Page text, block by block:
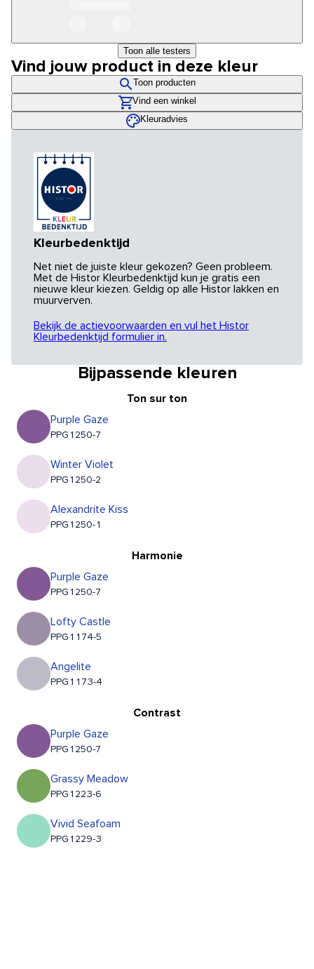
Toon alle testers
Vind jouw product in deze kleur
Toon producten
Vind een winkel
Kleuradvies
Kleurbedenktijd
Net niet de juiste kleur gekozen? Geen probleem.
Met de Histor Kleurbedenktijd kun je gratis een
nieuwe kleur kiezen. Geldig op alle Histor lakken en
muurverven.
Bekijk de actievoorwaarden en vul het Histor
Kleurbedenktijd formulier in.
Bijpassende kleuren
Ton sur ton
Purple Gaze
PPG1250-7
Winter Violet
PPG1250-2
Alexandrite Kiss
PPG1250-1
Harmonie
Purple Gaze
PPG1250-7
Lofty Castle
PPG1174-5
Angelite
PPG1173-4
Contrast
Purple Gaze
PPG1250-7
Grassy Meadow
PPG1223-6
Vivid Seafoam
PPG1229-3